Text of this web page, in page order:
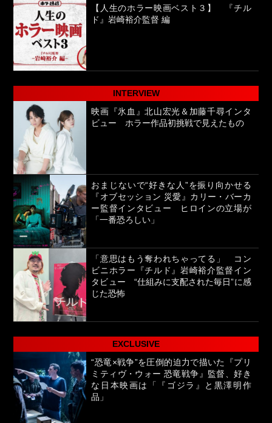
【人生のホラー映画ベスト３】 『チル
ド』岩崎裕介監督 編
INTERVIEW
映画『氷血』北山宏光＆加藤千尋インタ
ビュー ホラー作品初挑戦で見えたもの
おまじないで“好きな人”を振り向かせる
『オブセッション 災愛』カリー・バーカ
ー監督インタビュー ヒロインの立場が
「一番恐ろしい」
「意思はもう奪われちゃってる」 コン
ビニホラー『チルド』岩崎裕介監督イン
タビュー “仕組みに支配された毎日”に感
じた恐怖
EXCLUSIVE
“恐竜×戦争”を圧倒的迫力で描いた『プリ
ミティヴ・ウォー 恐竜戦争』監督、好き
な日本映画は「『ゴジラ』と黒澤明作
品」